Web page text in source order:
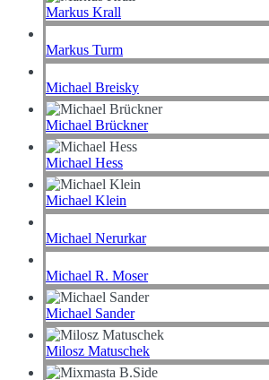
Markus Krall
Markus Turm
Michael Breisky
Michael Brückner
Michael Hess
Michael Klein
Michael Nerurkar
Michael R. Moser
Michael Sander
Milosz Matuschek